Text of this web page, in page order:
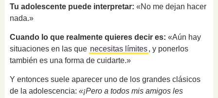
Tu adolescente puede interpretar: «No me dejan hacer
nada.»
Cuando lo que realmente quieres decir es: «Aún hay
situaciones en las que necesitas límites, y ponerlos
también es una forma de cuidarte.»
Y entonces suele aparecer uno de los grandes clásicos
de la adolescencia: «¡Pero a todos mis amigos les